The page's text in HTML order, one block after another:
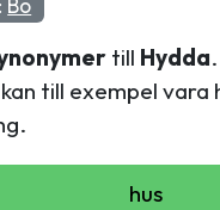
Bo
till Hydda
till exempel vara
hus